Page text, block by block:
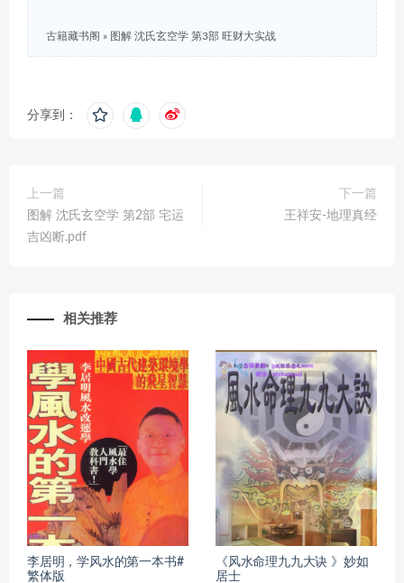
古籍藏书阁 » 图解 沈氏玄空学 第3部 旺财大实战
分享到：
上一篇
图解 沈氏玄空学 第2部 宅运
吉凶断.pdf
下一篇
王祥安-地理真经
相关推荐
李居明，学风水的第一本书#
繁体版
《风水命理九九大诀 》妙如
居士